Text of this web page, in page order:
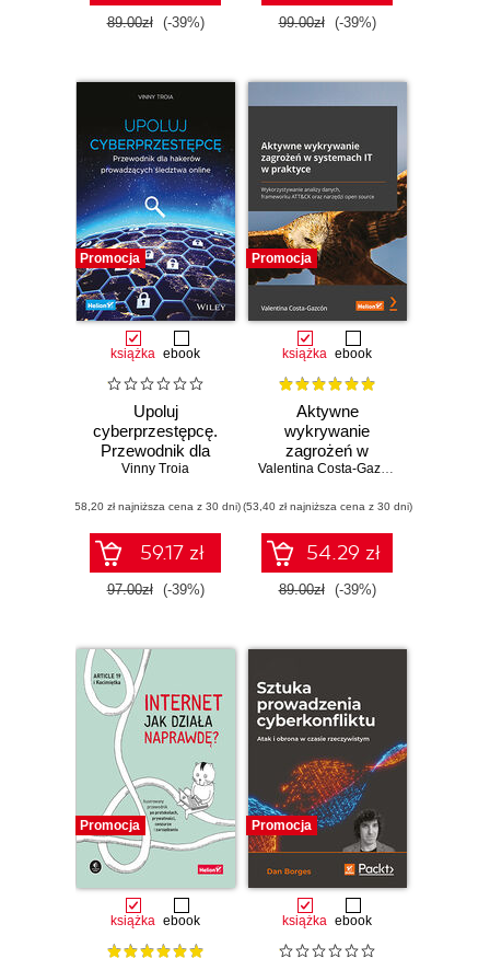
89.00zł (-39%) 99.00zł (-39%)
Promocja
książka ebook
Upoluj
cyberprzestępcę.
Przewodnik dla
hakerów
śledztwa online
Vinny Troia
(58,20 zł najniższa cena z 30 dni)
59.17 zł
97.00zł (-39%)
Promocja
książka ebook
Aktywne
wykrywanie
zagrożeń w
systemach IT w
Wykorzystywanie
analizy danych,
frameworku
ATT&CK oraz
narzędzi open
Valentina Costa-Gazcón
(53,40 zł najniższa cena z 30 dni)
54.29 zł
89.00zł (-39%)
Promocja
książka ebook
Promocja
książka ebook